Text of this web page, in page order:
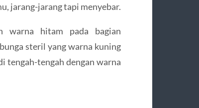
jarang-jarang tapi menyebar.
warna hitam pada bagian
steril yang warna kuning
tengah-tengah dengan warna